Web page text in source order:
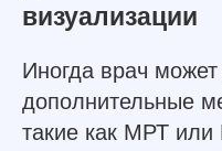
визуализации
Иногда врач
дополнительные
такие как МРТ